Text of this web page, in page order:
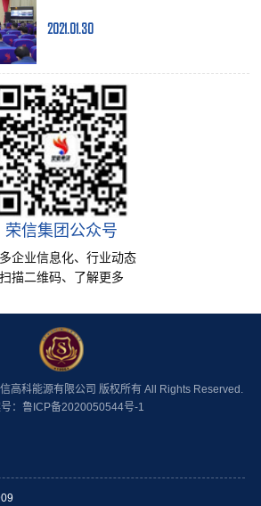
2021.01.30
荣信集团公众号
企业信息化、行业动态
扫描二维码、了解更多
高科能源有限公司 版权所有 All Rights Reserved.
：鲁ICP备2020050544号-1